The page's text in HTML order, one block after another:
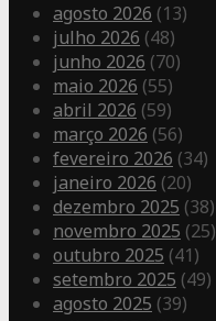
agosto 2026 (13)
julho 2026 (48)
junho 2026 (70)
maio 2026 (55)
abril 2026 (59)
março 2026 (56)
fevereiro 2026 (34)
janeiro 2026 (20)
dezembro 2025 (38)
novembro 2025 (25)
outubro 2025 (41)
setembro 2025 (49)
agosto 2025 (39)